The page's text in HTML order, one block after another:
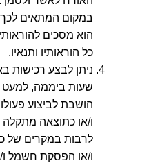
במקום המתאים לכך
הוא מסכים
כל הוראותיו ותנאיו.
שעות ביממה,
הושבת לביצוע
ו/או כתוצאה
לרבות במקרים של
ו/או הפסקת חשמל